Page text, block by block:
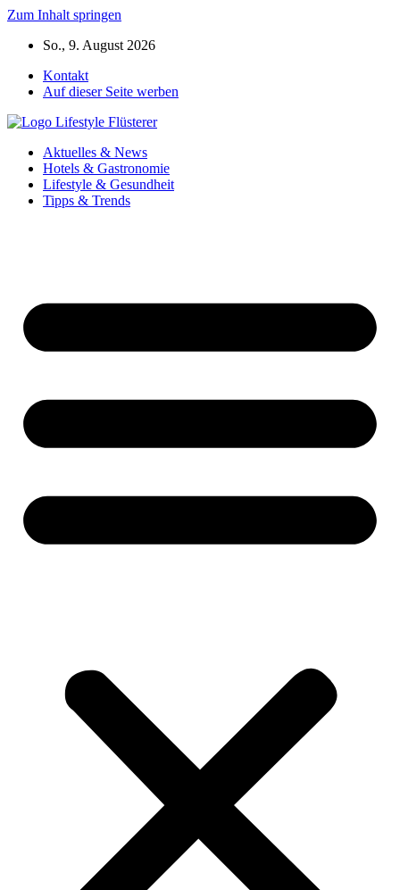
Zum Inhalt springen
So., 9. August 2026
Kontakt
Auf dieser Seite werben
Aktuelles & News
Hotels & Gastronomie
Lifestyle & Gesundheit
Tipps & Trends